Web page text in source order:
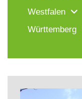
Westfalen
Württemberg